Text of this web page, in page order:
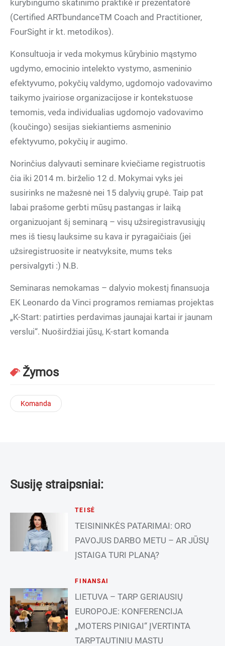
kūrybingumo skatinimo praktikė ir prezentatorė
(Certified ARTbundanceTM Coach and Practitioner,
FourSight ir kt. metodikos).
Konsultuoja ir veda mokymus kūrybinio mąstymo
ugdymo, emocinio intelekto vystymo, asmeninio
efektyvumo, pokyčių valdymo, ugdomojo vadovavimo
taikymo įvairiose organizacijose ir kontekstuose
temomis, veda individualias ugdomojo vadovavimo
(koučingo) sesijas siekiantiems asmeninio
efektyvumo, pokyčių ir augimo.
Norinčius dalyvauti seminare kviečiame registruotis
čia iki 2014 m. birželio 12 d. Mokymai vyks jei
susirinks ne mažesnė nei 15 dalyvių grupė. Taip pat
labai prašome gerbti mūsų pastangas ir laiką
organizuojant šį seminarą – visų užsiregistravusiųjų
mes iš tiesų lauksime su kava ir pyragaičiais (jei
užsiregistruosite ir neatvyksite, mums teks
persivalgyti :) N.B.
Seminaras nemokamas – dalyvio mokestį finansuoja
EK Leonardo da Vinci programos remiamas projektas
„K-Start: patirties perdavimas jaunajai kartai ir jaunam
verslui“. Nuoširdžiai jūsų, K-start komanda
Žymos
Komanda
Susiję straipsniai:
TEISĖ
TEISININKĖS PATARIMAI: ORO
PAVOJUS DARBO METU – AR JŪSŲ
ĮSTAIGA TURI PLANĄ?
FINANSAI
LIETUVA – TARP GERIAUSIŲ
EUROPOJE: KONFERENCIJA
„MOTERS PINIGAI“ ĮVERTINTA
TARPTAUTINIU MASTU